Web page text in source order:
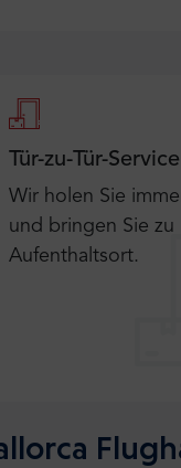
Tür-zu-Tür-Service
Wir holen Sie
und bringen Sie zu
Aufenthaltsort.